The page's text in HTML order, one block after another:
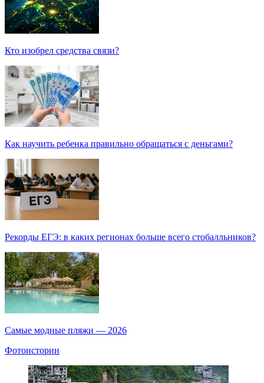
Кто изобрел средства связи?
Как научить ребенка правильно обращаться с деньгами?
Рекорды ЕГЭ: в каких регионах больше всего стобалльников?
Самые модные пляжи — 2026
Фотоистории